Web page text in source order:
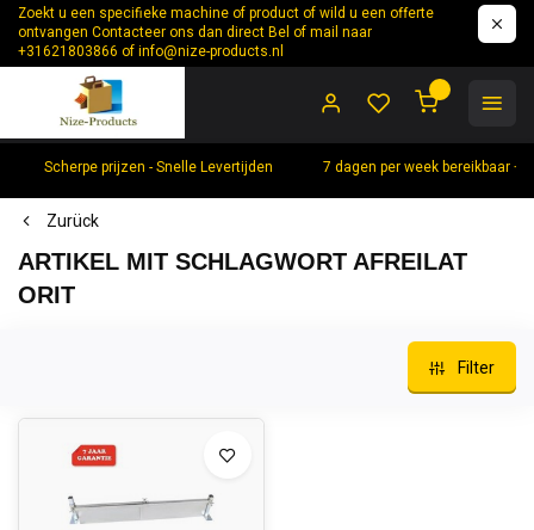
Zoekt u een specifieke machine of product of wild u een offerte
ontvangen Contacteer ons dan direct Bel of mail naar
+31621803866 ofinfo@nize-products.nl
Scherpe prijzen - Snelle Levertijden 7 dagen per week bereikbaar
Zurück
ARTIKEL MIT SCHLAGWORT AFREILAT
ORIT
Filter